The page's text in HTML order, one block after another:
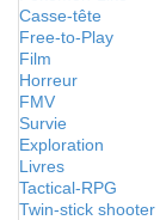
Casse-tête
Free-to-Play
Film
Horreur
FMV
Survie
Exploration
Livres
Tactical-RPG
Twin-stick shooter